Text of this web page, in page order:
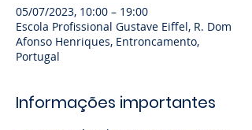
05/07/2023, 10:00 – 19:00
Escola Profissional Gustave Eiffel, R. Dom
Afonso Henriques, Entroncamento,
Portugal
Informações importantes